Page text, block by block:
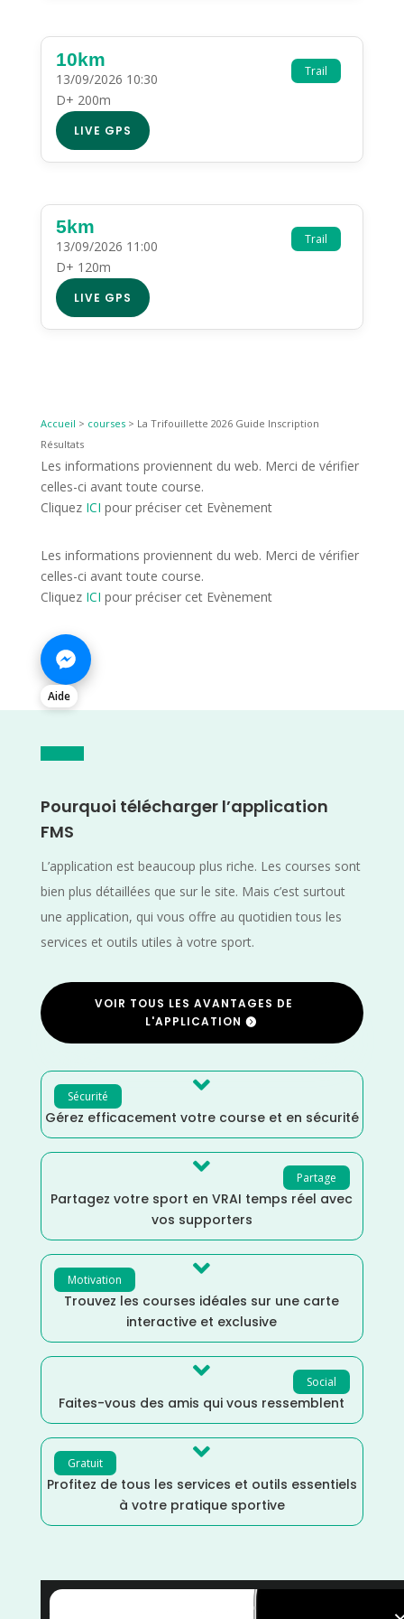
Trail
10km
13/09/2026 10:30
D+ 200m
LIVE GPS
Trail
5km
13/09/2026 11:00
D+ 120m
LIVE GPS
Accueil > courses> La Trifouillette 2026 Guide Inscription
Résultats
Les informations proviennent du web. Merci de vérifier
celles-ci avant toute course.
Cliquez ICI pour préciser cet Evènement
Les informations proviennent du web. Merci de vérifier
celles-ci avant toute course.
Cliquez ICI pour préciser cet Evènement
Aide
Pourquoi télécharger l’application
FMS
L’application est beaucoup plus riche. Les courses sont
bien plus détaillées que sur le site. Mais c’est surtout
une application, qui vous offre au quotidien tous les
services et outils utiles à votre sport.
VOIR TOUS LES AVANTAGES DE
L'APPLICATION
Sécurité 
Gérez efficacement votre course et en sécurité
Partage

Partagez votre sport en VRAI temps réel avec
vos supporters
Motivation 
Trouvez les courses idéales sur une carte
interactive et exclusive
Social

Faites-vous des amis qui vous ressemblent
Gratuit 
Profitez de tous les services et outils essentiels
à votre pratique sportive